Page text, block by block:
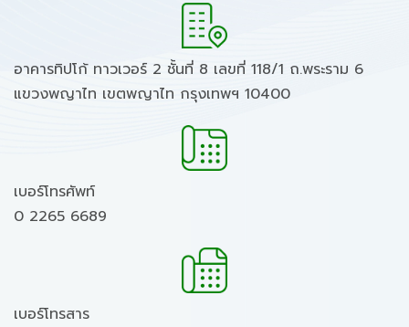
อาคารทิปโก้ ทาวเวอร์ 2 ชั้นที่ 8 เลขที่ 118/1 ถ.พระราม 6
แขวงพญาไท เขตพญาไท กรุงเทพฯ 10400
เบอร์โทรศัพท์
0 2265 6689
เบอร์โทรสาร